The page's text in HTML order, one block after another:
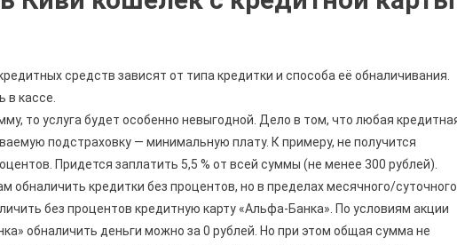
средств зависят от типа кредитки и способа её обналичивания.
в кассе.
то услуга будет особенно невыгодной. Дело в том, что любая
подстраховку — минимальную плату. К примеру, не получится
Придется заплатить 5,5 % от всей суммы (не менее 300 рублей).
обналичить кредитки без процентов, но в пределах месячного/суточного
без процентов кредитную карту «Альфа-Банка». По условиям акции
обналичить деньги можно за 0 рублей. Но при этом общая сумма не